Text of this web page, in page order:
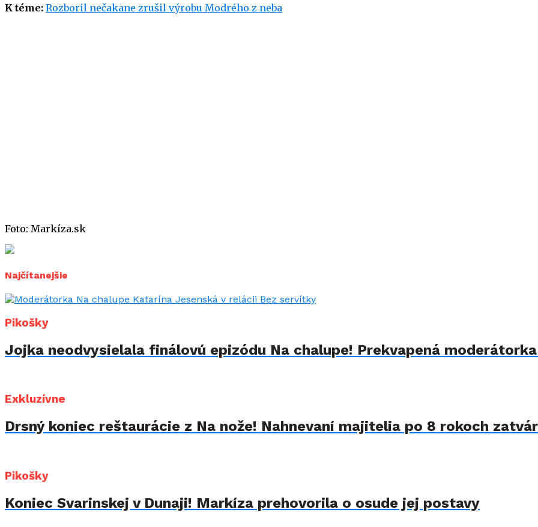
K téme: Rozboril nečakane zrušil výrobu Modrého z neba
Foto: Markíza.sk
Najčítanejšie
Pikošky
Jojka neodvysielala finálovú epizódu Na chalupe! Prekvapená
Exkluzívne
Drsný koniec reštaurácie z Na nože! Nahnevaní majitelia po 8 rokoch
Pikošky
Koniec Svarinskej v Dunaji! Markíza prehovorila o osude jej postavy